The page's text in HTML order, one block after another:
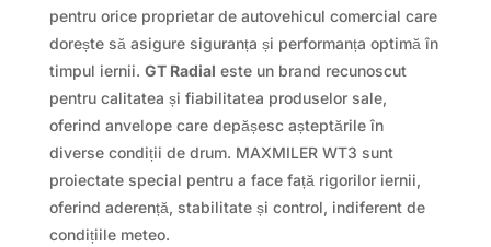
pentru orice proprietar de autovehicul comercial care
dorește să asigure siguranța și performanța optimă în
timpul iernii. GT Radial este un brand recunoscut
pentru calitatea și fiabilitatea produselor sale,
oferind anvelope care depășesc așteptările în
diverse condiții de drum. MAXMILER WT3 sunt
proiectate special pentru a face față rigorilor iernii,
oferind aderență, stabilitate și control, indiferent de
condițiile meteo.